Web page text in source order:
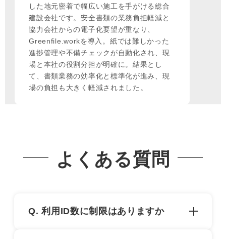
した地元密着で幅広い施工を手がける総合
建設会社です。安全書類の業務負担軽減と
協力会社からの電子化要望が重なり、
Greenfile.workを導入。紙では難しかった
進捗管理や不備チェックが自動化され、現
場と本社の役割分担が明確に。結果とし
て、書類業務の効率化と標準化が進み、現
場の負担も大きく軽減されました。
よくある質問
Q. 利用ID数に制限はありますか